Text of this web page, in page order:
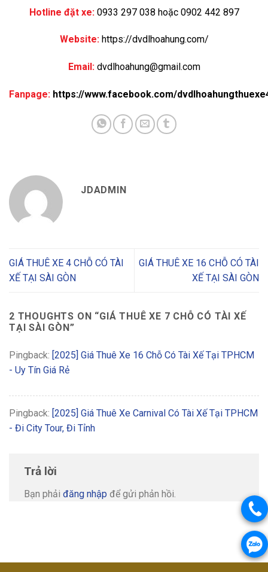
Hotline đặt xe:0933 297 038 hoặc 0902 442 897
Website:https://dvdlhoahung.com/
Email:dvdlhoahung@gmail.com
Fanpage: https://www.facebook.com/
JDADMIN
GIÁ THUÊ XE 4 CHỖ CÓ TÀI
XẾ TẠI SÀI GÒN
GIÁ THUÊ XE 16 CHỖ CÓ TÀI
XẾ TẠI SÀI GÒN
2 THOUGHTS ON “GIÁ THUÊ XE 7 CHỖ CÓ TÀI XẾ
TẠI SÀI GÒN ”
Pingback: [2025] Giá Thuê Xe 16 Chỗ Có Tài Xế Tại TPHCM
- Uy Tín Giá Rẻ
Pingback: [2025] Giá Thuê Xe Carnival Có Tài Xế Tại TPHCM
- Đi City Tour, Đi Tỉnh
Trả lời
Bạn phải đăng nhập để gửi phản hồi.